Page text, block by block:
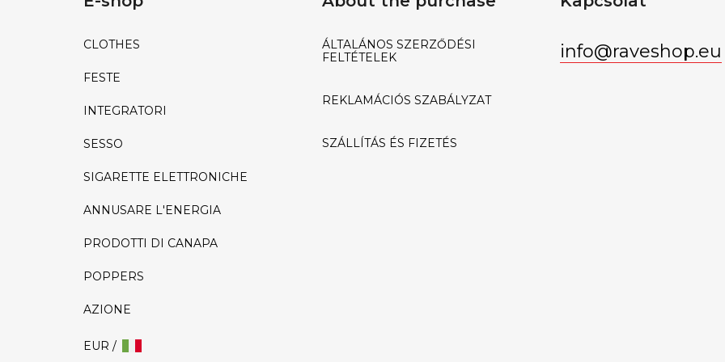
CLOTHES
FESTE
INTEGRATORI
SESSO
SIGARETTE ELETTRONICHE
ANNUSARE L'ENERGIA
PRODOTTI DI CANAPA
POPPERS
AZIONE
EUR /
ÁLTALÁNOS SZERZŐDÉSI
FELTÉTELEK
REKLAMÁCIÓS SZABÁLYZAT
SZÁLLÍTÁS ÉS FIZETÉS
info@raveshop.eu